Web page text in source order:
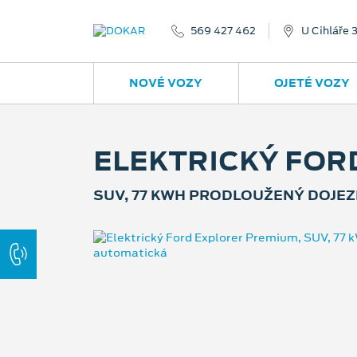
569 427 462 U Cihláře
NOVÉ VOZY OJETÉ VOZY
ELEKTRICKÝ
SUV, 77 KWH PRODLOUŽENÝ